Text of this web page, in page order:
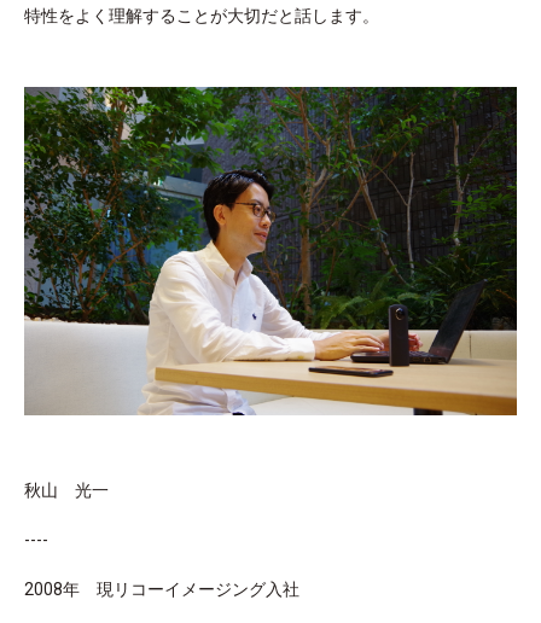
特性をよく理解することが大切だと話します。
秋山 光一
----
2008年 現リコーイメージング入社